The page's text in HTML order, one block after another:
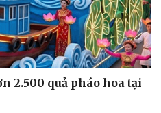
2.500 quả pháo hoa tại